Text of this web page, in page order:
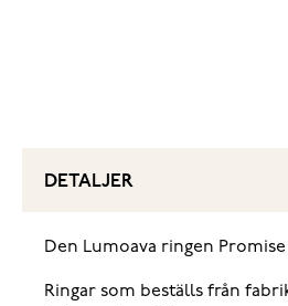
DETALJER
Den Lumoava ringen
Ringar som beställs från